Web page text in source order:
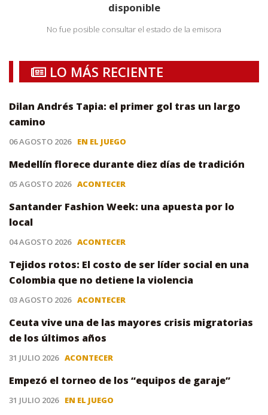
disponible
No fue posible consultar el estado de la emisora
LO MÁS RECIENTE
Dilan Andrés Tapia: el primer gol tras un largo
camino
06 AGOSTO 2026 EN EL JUEGO
Medellín florece durante diez días de tradición
05 AGOSTO 2026 ACONTECER
Santander Fashion Week: una apuesta por lo
local
04 AGOSTO 2026 ACONTECER
Tejidos rotos: El costo de ser líder social en una
Colombia que no detiene la violencia
03 AGOSTO 2026 ACONTECER
Ceuta vive una de las mayores crisis migratorias
de los últimos años
31 JULIO 2026 ACONTECER
Empezó el torneo de los “equipos de garaje”
31 JULIO 2026 EN EL JUEGO